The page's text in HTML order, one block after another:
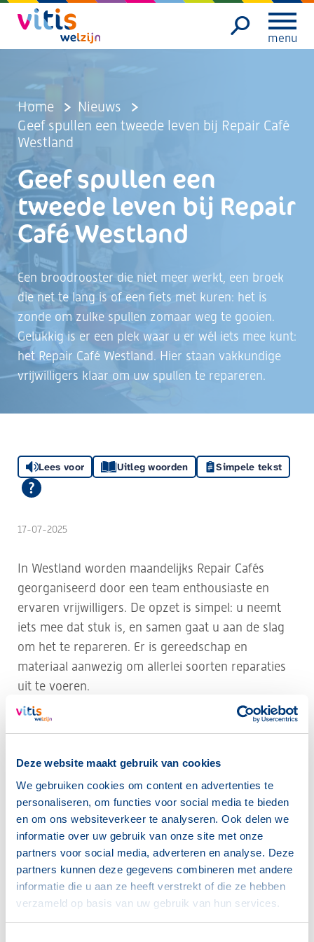
Deze website maakt gebruik van cookies
We gebruiken cookies om content en advertenties te
personaliseren, om functies voor social media te bieden
en om ons websiteverkeer te analyseren. Ook delen we
informatie over uw gebruik van onze site met onze
partners voor social media, adverteren en analyse. Deze
partners kunnen deze gegevens combineren met andere
informatie die u aan ze heeft verstrekt of die ze hebben
verzameld op basis van uw gebruik van hun services.
menu
Home
Nieuws
Geef spullen een tweede leven bij Repair Café
Westland
Geef spullen een
tweede leven bij Repair
Café Westland
Een broodrooster die niet meer werkt, een broek
die net te lang is of een fiets met kuren: het is
zonde om zulke spullen zomaar weg te gooien.
Gelukkig is er een plek waar u er wél iets mee kunt:
het Repair Café Westland. Hier staan vakkundige
vrijwilligers klaar om uw spullen te repareren.
Lees voor Uitleg woorden Simpele tekst
17-07-2025
In Westland worden maandelijks Repair Cafés
georganiseerd door een team enthousiaste en
ervaren vrijwilligers. De opzet is simpel: u neemt
iets mee dat stuk is, en samen gaat u aan de slag
om het te repareren. Er is gereedschap en
materiaal aanwezig om allerlei soorten reparaties
uit te voeren.
Duurzaam én sociaal
is het Repair Café een praktische én sociale manier
om daar samen iets in te betekenen. Wie niets te
repareren heeft, is ook welkom om een kop koffie
of thee te drinken, een praatje te maken of een
handje te helpen bij een andere klus.
“Veel inwoners weten nog niet dat we iedere
maand voor hen klaarstaan,” vertelt Siem van Pelt,
vrijwillig coördinator in Naaldwijk. “In Monster zijn